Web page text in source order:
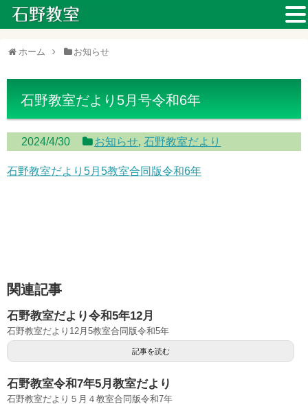
ホーム お知らせ
石野教室だより5月号令和6年
2024/4/30 お知らせ,石野教室だより
石野教室だより5月5教室合同版令和6年
関連記事
石野教室だより令和5年12月
石野教室だより12月5教室合同版令和5年
記事を読む
石野教室令和7年5月教室だより
石野教室だより５月４教室合同版令和7年